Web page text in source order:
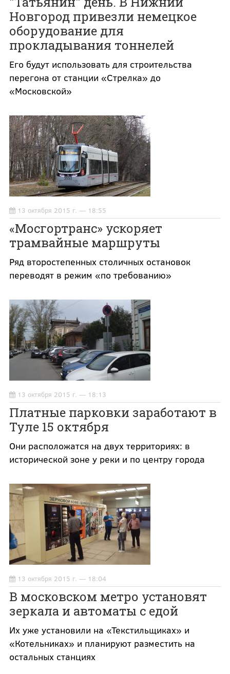
Новгород привезли немецкое
оборудование для
прокладывания тоннелей
Его будут использовать для строительства
перегона от станции «Стрелка» до
«Московской»
13 октября 2015 г. — 18:55
«Мосгортранс» ускоряет
трамвайные маршруты
Ряд второстепенных столичных остановок
переводят в режим «по требованию»
13 октября 2015 г. — 18:13
Платные парковки заработают в
Туле 15 октября
Они расположатся на двух территориях: в
исторической зоне у реки и по центру города
13 октября 2015 г. — 18:04
В московском метро установят
зеркала и автоматы с едой
Их уже установили на «Текстильщиках» и
«Котельниках» и планируют разместить на
остальных станциях